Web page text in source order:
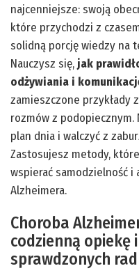
najcenniejsze: swoją
które przychodzi z
solidną porcję wiedzy na
Nauczysz się,jak
odżywiania i
zamieszczone przykłady
rozmów z podopiecznym.
plan dnia i walczyć z
Zastosujesz metody,
wspierać samodzielność i
Alzheimera.
Choroba
codzienną opiekę
sprawdzonych rad